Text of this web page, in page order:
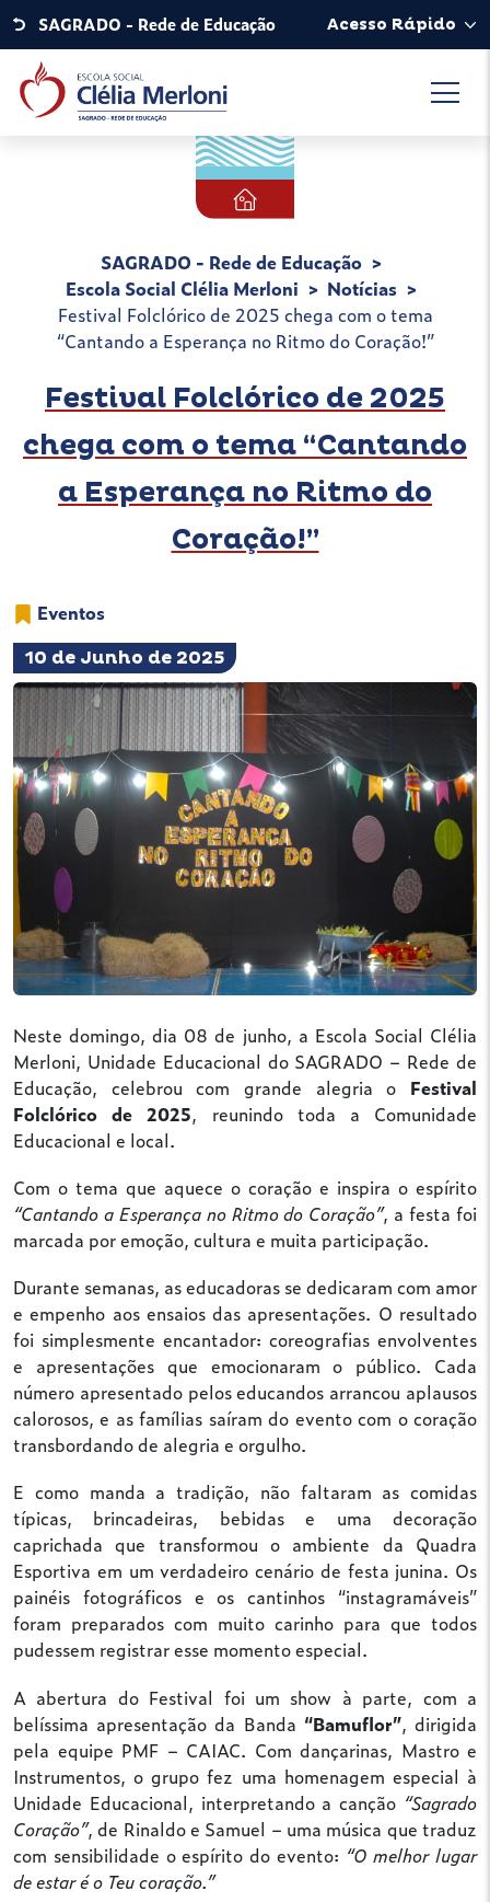
SAGRADO - Rede de Educação Acesso Rápido
SAGRADO - Rede de Educação
Escola Social Clélia Merloni
Notícias
Festival Folclórico de 2025 chega com o tema
“Cantando a Esperança no Ritmo do Coração!”
Festival Folclórico de 2025
chega com o tema “Cantando
a Esperança no Ritmo do
Coração!”
Eventos
10 de Junho de 2025
Neste domingo, dia 08 de junho, a Escola Social Clélia
Merloni, Unidade Educacional do SAGRADO – Rede de
Educação, celebrou com grande alegria o Festival
Folclórico de 2025, reunindo toda a Comunidade
Educacional e local.
Com o tema que aquece o coração e inspira o espírito
“Cantando a Esperança no Ritmo do Coração”, a festa foi
marcada por emoção, cultura e muita participação.
Durante semanas, as educadoras se dedicaram com amor
e empenho aos ensaios das apresentações. O resultado
foi simplesmente encantador: coreografias envolventes
e apresentações que emocionaram o público. Cada
número apresentado pelos educandos arrancou aplausos
calorosos, e as famílias saíram do evento com o coração
transbordando de alegria e orgulho.
E como manda a tradição, não faltaram as comidas
típicas, brincadeiras, bebidas e uma decoração
caprichada que transformou o ambiente da Quadra
Esportiva em um verdadeiro cenário de festa junina. Os
painéis fotográficos e os cantinhos “instagramáveis”
foram preparados com muito carinho para que todos
pudessem registrar esse momento especial.
A abertura do Festival foi um show à parte, com a
belíssima apresentação da Banda “Bamuflor”, dirigida
pela equipe PMF – CAIAC. Com dançarinas, Mastro e
Instrumentos, o grupo fez uma homenagem especial à
Unidade Educacional, interpretando a canção “Sagrado
Coração”, de Rinaldo e Samuel – uma música que traduz
com sensibilidade o espírito do evento: “O melhor lugar
de estar é o Teu coração.”